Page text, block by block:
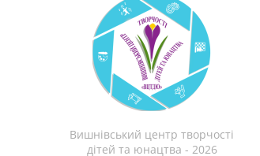
Вишнівський центр творчості
дітей та юнацтва - 2026